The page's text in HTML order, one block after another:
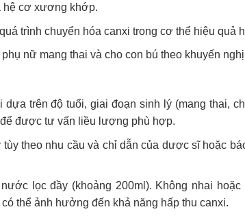
hệ cơ xương khớp.
trình chuyển hóa canxi trong cơ thể hiệu quả
nữ mang thai và cho con bú theo khuyến
trên độ tuổi, giai đoạn sinh lý (mang thai,
được tư vấn liều lượng phù hợp.
theo nhu cầu và chỉ dẫn của dược sĩ hoặc
lọc đầy (khoảng 200ml). Không nhai
thể ảnh hưởng đến khả năng hấp thu canxi.